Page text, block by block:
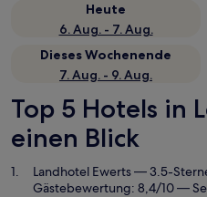
Heute
6. Aug. - 7. Aug.
Dieses Wochenende
7. Aug. - 9. Aug.
Top 5 Hotels in
einen Blick
Landhotel Ewerts— 3.5-
Gästebewertung: 8,4/10 —